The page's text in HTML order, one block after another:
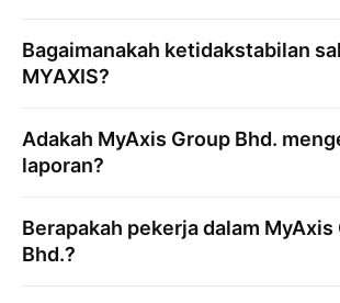
Bagaimanakah ketidakstabilan
MYAXIS?
Adakah MyAxis Group Bhd.
laporan?
Berapakah pekerja dalam MyAxis
Bhd.?